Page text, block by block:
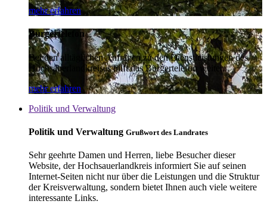
mehr erfahren
Bürgertelefon
Bei den alltäglichen Anfragen zu den Dienstleistungen des
Hochsauerlandkreises hilft das Bürgertelefon weiter.
mehr erfahren
Politik und Verwaltung
Politik und Verwaltung Grußwort des Landrates
Sehr geehrte Damen und Herren, liebe Besucher dieser
Website, der Hochsauerlandkreis informiert Sie auf seinen
Internet-Seiten nicht nur über die Leistungen und die Struktur
der Kreisverwaltung, sondern bietet Ihnen auch viele weitere
interessante Links.